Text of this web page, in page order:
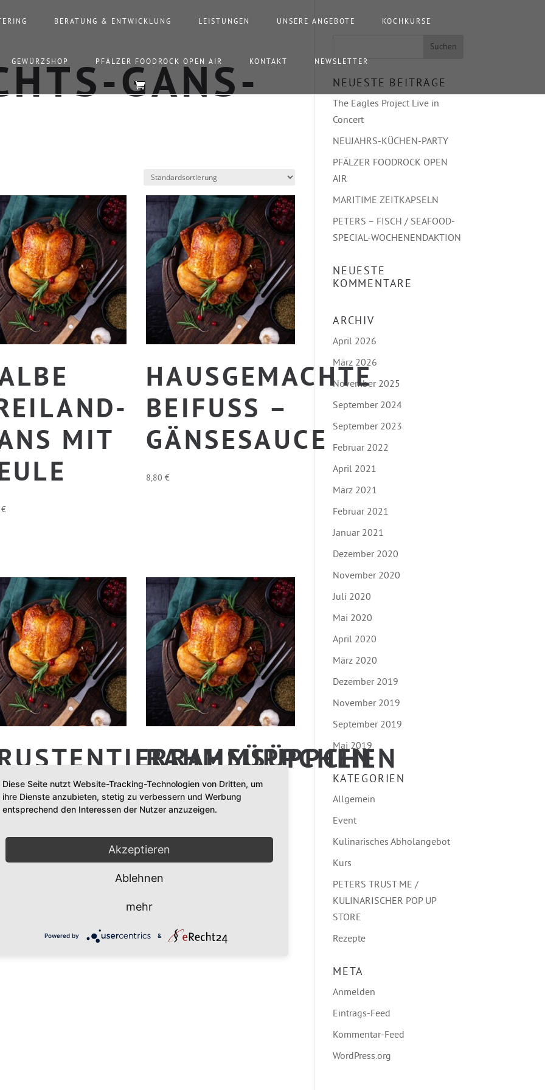
BERATUNG & ENTWICKLUNG LEISTUNGEN UNSERE ANGEBOTE KOCHKURSE
GEWÜRZSHOP PFÄLZER FOODROCK OPEN AIR KONTAKT NEWSLETTER
GANS-
MIT
€
HAUSGEMACHTE
BEIFUSS –
GÄNSESAUCE
8,80€
€
RAHMSÜPPCHEN
VON DER
SEEZUNGE
8,90€
NEUESTE BEITRÄGE
The Eagles Project Live in
Concert
NEUJAHRS-KÜCHEN-PARTY
PFÄLZER FOODROCK OPEN
AIR
MARITIME ZEITKAPSELN
PETERS – FISCH / SEAFOOD-
SPECIAL-WOCHENENDAKTION
NEUESTE
KOMMENTARE
ARCHIV
April 2026
März 2026
November 2025
September 2024
September 2023
Februar 2022
April 2021
März 2021
Februar 2021
Januar 2021
Dezember 2020
November 2020
Juli 2020
Mai 2020
April 2020
März 2020
Dezember 2019
November 2019
September 2019
Mai 2019
KATEGORIEN
Allgemein
Event
Kulinarisches Abholangebot
Kurs
PETERS TRUST ME /
KULINARISCHER POP UP
STORE
Rezepte
META
Anmelden
Eintrags-Feed
Kommentar-Feed
WordPress.org
Diese Seite nutzt Website-Tracking-Technologien von Dritten, um
ihre Dienste anzubieten, stetig zu verbessern und Werbung
entsprechend den Interessen der Nutzer anzuzeigen.
Akzeptieren
Ablehnen
mehr
Powered by &